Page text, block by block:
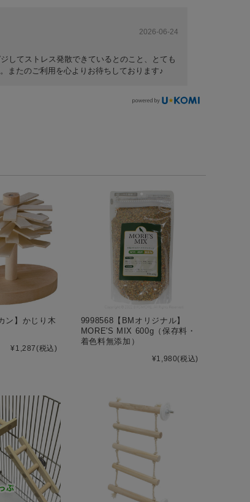
2026-06-24
してストレス発散できているとのこと、とても
またのご利用を心よりお待ちしております♪
ン】かじり木
¥1,287(税込)
9998568【BMオリジナル】
MORE'S MIX 600g（保存料・
着色料無添加）
¥1,980(税込)